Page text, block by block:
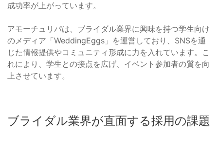
成功率が上がっています。
アモーチュリパは、ブライダル業界に興味を持つ学生向け
のメディア「WeddingEggs」を運営しており、SNSを通
じた情報提供やコミュニティ形成に力を入れています。こ
れにより、学生との接点を広げ、イベント参加者の質を向
上させています。
ブライダル業界が直面する採用の課題